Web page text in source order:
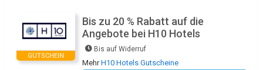
GUTSCHEIN
Bis zu 20 % Rabatt auf die
Angebote bei H10 Hotels
Bis auf Widerruf
MehrH10 Hotels Gutscheine